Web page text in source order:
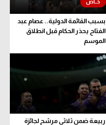
بسبب القائمة الدولية.. عصام عبد
الفتاح يحذر الحكام قبل انطلاق
الموسم
ربيعة ضمن ثلاثي مرشح لجائزة